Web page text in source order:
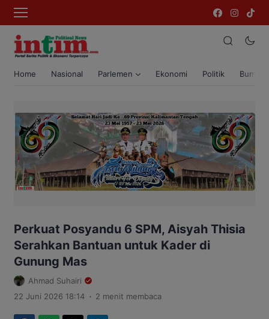
Home Nasional Parlemen Ekonomi Politik Bumi
Perkuat Posyandu 6 SPM, Aisyah Thisia
Serahkan Bantuan untuk Kader di
Gunung Mas
Ahmad Suhairi
22 Juni 2026 18:14 . 2 menit membaca